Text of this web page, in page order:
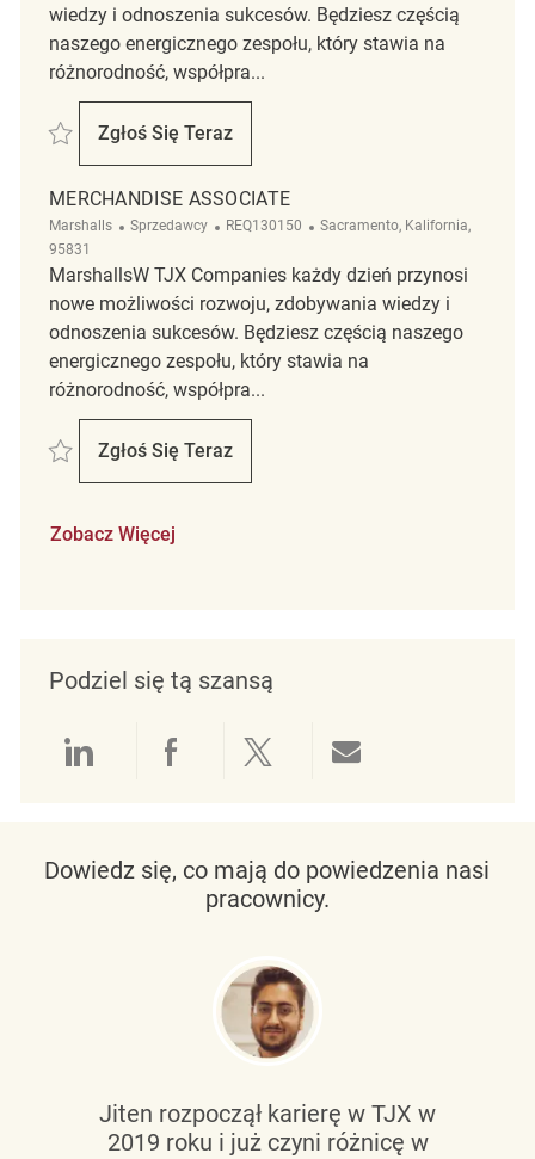
wiedzy i odnoszenia sukcesów. Będziesz częścią
naszego energicznego zespołu, który stawia na
różnorodność, współpra...
Zapisać Merchandise Associate REQ132867
Zgłoś Się Teraz
Merchandise Associate
MERCHANDISE ASSOCIATE
Marshalls Kategoria
Sprzedawcy ReqId
REQ130150 Lokalizacja
Sacramento, Kalifornia,
95831
MarshallsW TJX Companies każdy dzień przynosi
nowe możliwości rozwoju, zdobywania wiedzy i
odnoszenia sukcesów. Będziesz częścią naszego
energicznego zespołu, który stawia na
różnorodność, współpra...
Zapisać Merchandise Associate REQ130150
Zgłoś Się Teraz
Merchandise Associate
Zobacz Więcej
Podziel się tą szansą
Udostępnianie przez LinkedIn
Udostępnianie przez
Udostępnij przez
Dowiedz się, co mają do powiedzenia nasi
pracownicy.
Jiten rozpoczął karierę w TJX w
2019 roku i już czyni różnicę w